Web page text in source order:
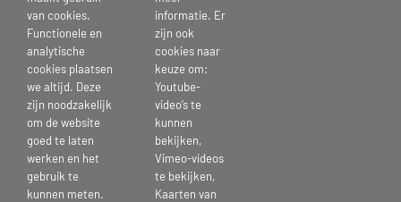
12 februari 2026
van cookies.
Functionele en
analytische
cookies plaatsen
we altijd. Deze
zijn noodzakelijk
om de website
goed te laten
werken en het
gebruik te
kunnen meten.
informatie. Er
zijn ook
cookies naar
keuze om:
Youtube-
video’s te
kunnen
bekijken,
Vimeo-videos
te bekijken,
Kaarten van